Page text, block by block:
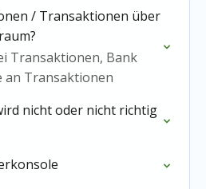
/ Transaktionen über
Transaktionen, Bank
Transaktionen
nicht oder nicht richtig